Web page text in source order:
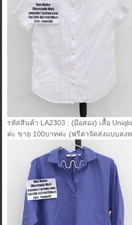
รหัสสินค้า LA2303 : (มือสอง) เสื้อ
ค่ะ ขาย 100บาทค่ะ (ฟรีค่าจัดส่งแบบลง